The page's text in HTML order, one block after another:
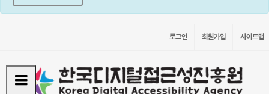
로그인 회원가입 사이트맵